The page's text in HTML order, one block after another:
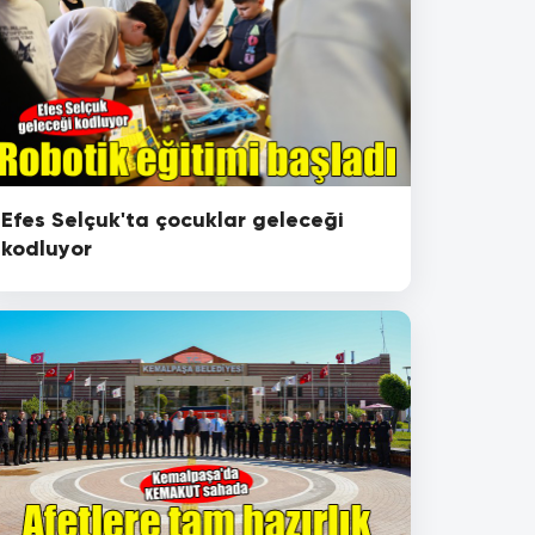
Efes Selçuk'ta çocuklar geleceği
kodluyor